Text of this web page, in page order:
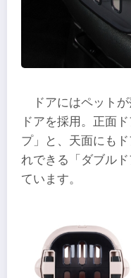
ドアにはペット
ドアを採用。正面
プ」と、天面にも
れできる「ダブル
ています。